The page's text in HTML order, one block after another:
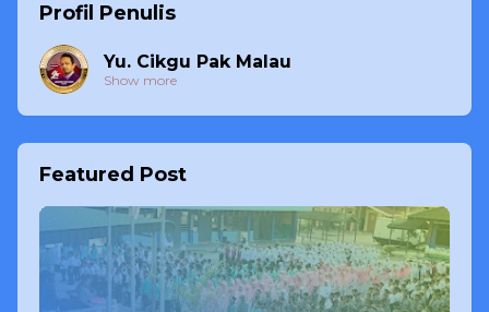
Profil Penulis
Yu. Cikgu Pak Malau
Show more
Featured Post